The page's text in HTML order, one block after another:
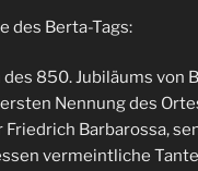
des Berta-Tags:
850. Jubiläums von
Nennung des
Friedrich Barbarossa,
vermeintliche